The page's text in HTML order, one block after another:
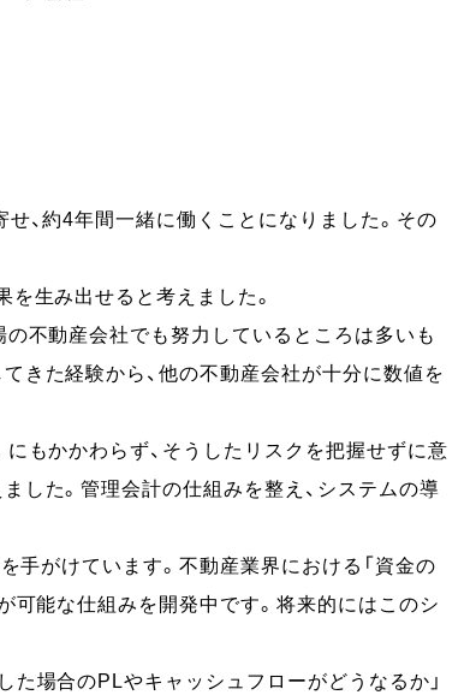
、約4年間一緒に働くことになりました。その
生み出せると考えました。
の不動産会社でも努力しているところは多いも
きた経験から、他の不動産会社が十分に数値を
もかかわらず、そうしたリスクを把握せずに意
した。管理会計の仕組みを整え、システムの導
手がけています。不動産業界における「資金の
可能な仕組みを開発中です。将来的にはこのシ
た場合のPLやキャッシュフローがどうなるか」